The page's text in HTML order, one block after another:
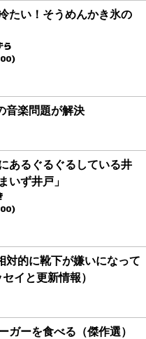
たい！そうめんかき氷の
ら
音楽問題が解決
あるぐるぐるしている井
いず井戸」
対的に靴下が嫌いになって
イと更新情報）
ガーを食べる（傑作選）